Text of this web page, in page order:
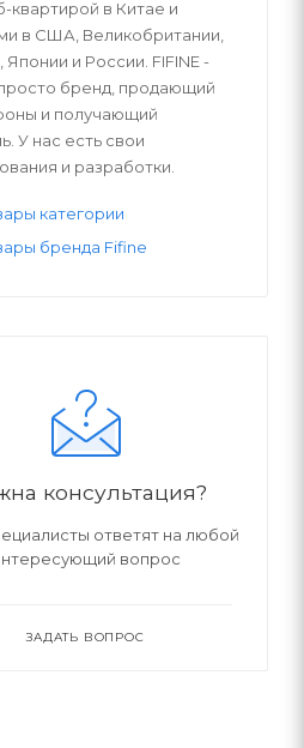
квартирой в Китае и
в США, Великобритании,
Японии и России. FIFINE -
бренд, продающий
и получающий
У нас есть свои
и разработки.
категории
бренда Fifine
консультация?
ответят на любой
вопрос
ЗАДАТЬ ВОПРОС